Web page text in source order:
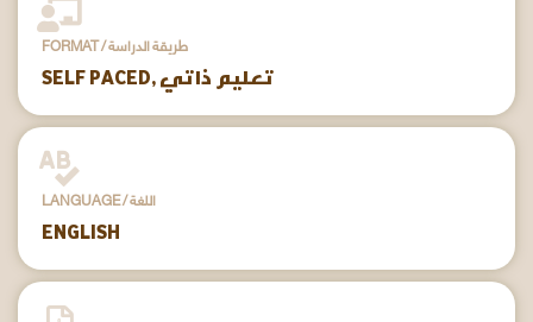
FORMAT / طريقة الدراسة
SELF PACED, تعليم ذاتي
LANGUAGE / اللغة
ENGLISH